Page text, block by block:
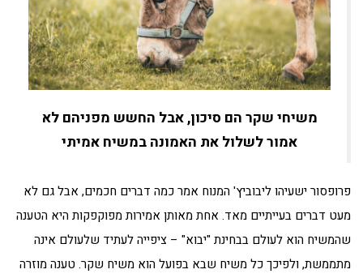
משיחי שקר הם סיכון, אבל החשש מפניהם לא
אמור לשלול את האמונה במשיח אמיתי
פרופסור ישעיהו ליבוביץ' המנוח אמר כמה דברים חכמים, אבל גם לא
מעט דברים בעייתיים מאד. אחת מאותן אמירות מפוקפקות היא הטענה
שהמשיח הוא לעולם בבחינת "יבוא" – ציפייה לעתיד שלעולם אינה
מתממשת, ולפיכך כל משיח שבא בפועל הוא משיח שקר. טענה מוזרה